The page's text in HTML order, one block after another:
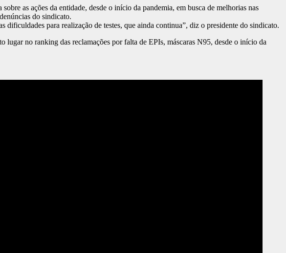
as ações da entidade, desde o início da pandemia, em busca de melhorias nas
do sindicato.
para realização de testes, que ainda continua”, diz o presidente do sindicato.
no ranking das reclamações por falta de EPIs, máscaras N95, desde o início da